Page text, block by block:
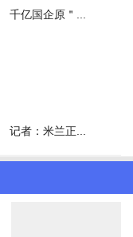
千亿国企原＂...
记者：米兰正...